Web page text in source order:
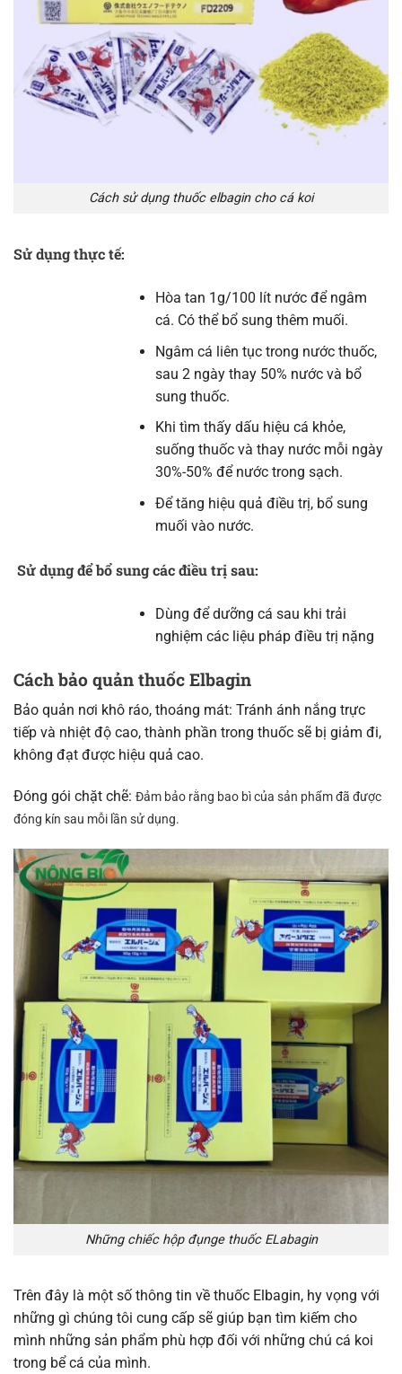
Cách sử dụng thuốc elbagin cho cá koi
Sử dụng thực tế:
Hòa tan 1g/100 lít nước để ngâm
cá. Có thể bổ sung thêm muối.
Ngâm cá liên tục trong nước thuốc,
sau 2 ngày thay 50% nước và bổ
sung thuốc.
Khi tìm thấy dấu hiệu cá khỏe,
suống thuốc và thay nước mỗi ngày
30%-50% để nước trong sạch.
Để tăng hiệu quả điều trị, bổ sung
muối vào nước.
Sử dụng để bổ sung các điều trị sau:
Dùng để dưỡng cá sau khi trải
nghiệm các liệu pháp điều trị nặng
Cách bảo quản thuốc Elbagin
Bảo quản nơi khô ráo, thoáng mát: Tránh ánh nắng trực
tiếp và nhiệt độ cao, thành phần trong thuốc sẽ bị giảm đi,
không đạt được hiệu quả cao.
Đóng gói chặt chẽ: Đảm bảo rằng bao bì của sản phẩm đã được
đóng kín sau mỗi lần sử dụng.
Những chiếc hộp đụnge thuốc ELabagin
Trên đây là một số thông tin về thuốc Elbagin, hy vọng với
những gì chúng tôi cung cấp sẽ giúp bạn tìm kiếm cho
mình những sản phẩm phù hợp đối với những chú cá koi
trong bể cá của mình.